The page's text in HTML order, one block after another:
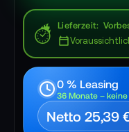
Lieferzeit
0 % Leasing
36 Monate –
Netto 25,39